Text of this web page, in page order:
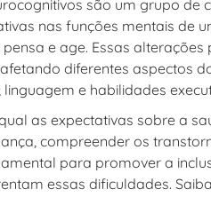
são um grupo de
nas funções mentais de
e age. Essas
diferentes aspectos
e habilidades
as expectativas sobre a
compreender os
para promover a
essas dificuldades.